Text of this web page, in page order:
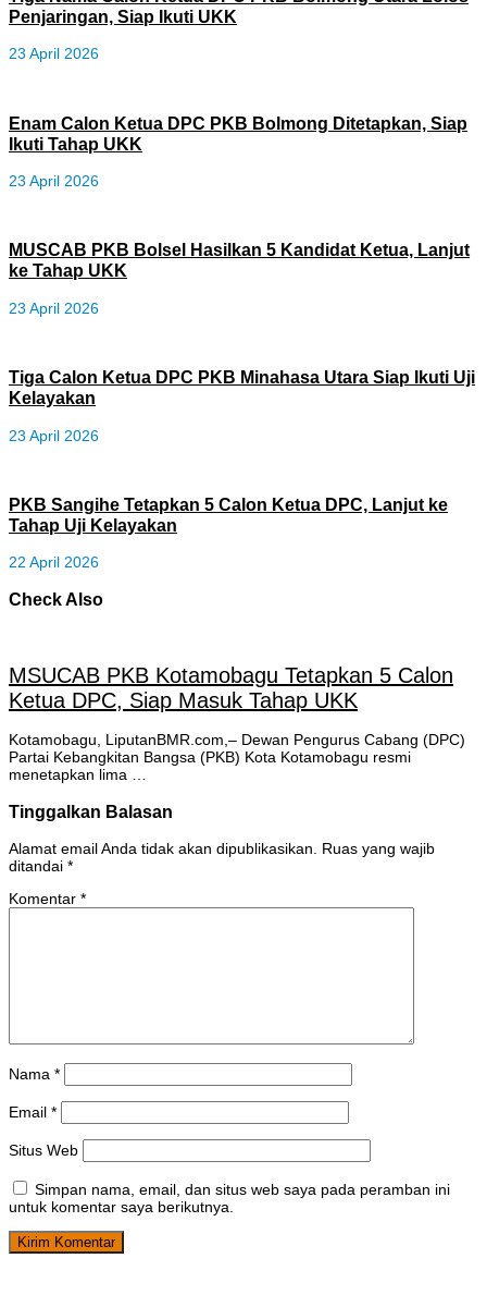
Penjaringan, Siap Ikuti UKK
23 April 2026
Enam Calon Ketua DPC PKB Bolmong Ditetapkan, Siap
Ikuti Tahap UKK
23 April 2026
MUSCAB PKB Bolsel Hasilkan 5 Kandidat Ketua, Lanjut
ke Tahap UKK
23 April 2026
Tiga Calon Ketua DPC PKB Minahasa Utara Siap Ikuti Uji
Kelayakan
23 April 2026
PKB Sangihe Tetapkan 5 Calon Ketua DPC, Lanjut ke
Tahap Uji Kelayakan
22 April 2026
Check Also
MSUCAB PKB Kotamobagu Tetapkan 5 Calon
Ketua DPC, Siap Masuk Tahap UKK
Kotamobagu, LiputanBMR.com,– Dewan Pengurus Cabang (DPC)
Partai Kebangkitan Bangsa (PKB) Kota Kotamobagu resmi
menetapkan lima …
Tinggalkan Balasan
Alamat email Anda tidak akan dipublikasikan.
Ruas yang wajib
ditandai *
Komentar *
Nama *
Email *
Situs Web
Simpan nama, email, dan situs web saya pada peramban ini
untuk komentar saya berikutnya.